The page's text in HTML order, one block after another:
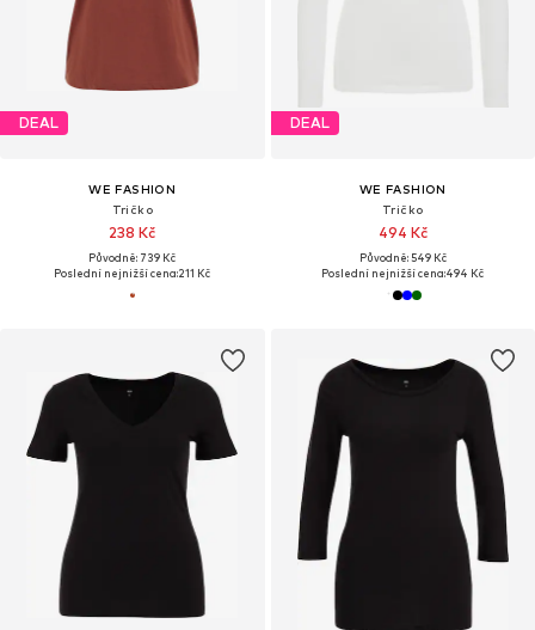
DEAL
WE FASHION
Tričko
238 Kč
Původně: 739 Kč
Poslední nejnižší cena:211 Kč
DEAL
WE FASHION
Tričko
494 Kč
Původně: 549 Kč
Poslední nejnižší cena:494 Kč